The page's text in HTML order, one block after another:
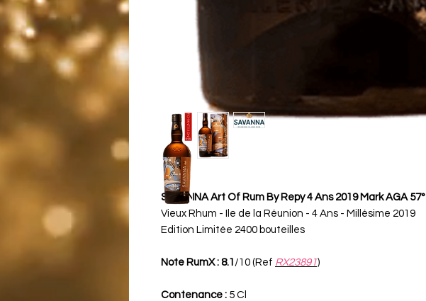
SAVANNA Art Of Rum By Repy 4 Ans 2019 Mark AGA 57°
Vieux Rhum - Ile de la Réunion - 4 Ans - Millésime 2019
Edition Limitée 2400 bouteilles
Note RumX : 8.1 /10 (Ref RX23891)
Contenance : 5 Cl